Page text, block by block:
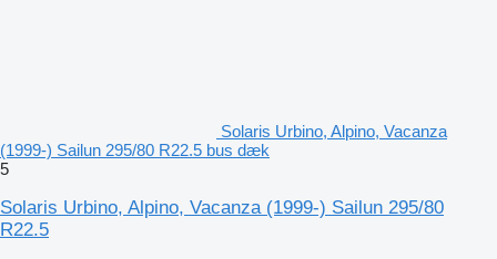
Solaris Urbino, Alpino, Vacanza
(1999-) Sailun 295/80 R22.5 bus dæk
5
Solaris Urbino, Alpino, Vacanza (1999-) Sailun 295/80
R22.5